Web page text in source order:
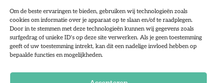
Om de beste ervaringen te bieden, gebruiken wij technologieën zoals
cookies om informatie over je apparaat op te slaan en/of te raadplegen.
Door in te stemmen met deze technologieën kunnen wij gegevens zoals
surfgedrag of unieke ID's op deze site verwerken. Als je geen toestemming
geeft of uw toestemming intrekt, kan dit een nadelige invloed hebben op
bepaalde functies en mogelijkheden.
Home
Ondernemingsraden